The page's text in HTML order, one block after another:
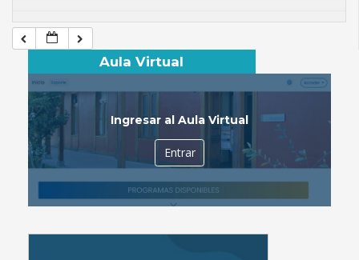
Aula Virtual
Ingresar al Aula Virtual
Entrar